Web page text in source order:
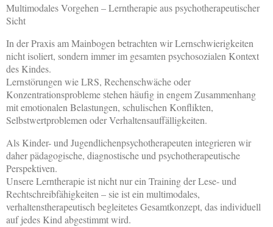
Multimodales Vorgehen – Lerntherapie aus psychotherapeutischer
Sicht
In der Praxis am Mainbogen betrachten wir Lernschwierigkeiten
nicht isoliert, sondern immer im gesamten psychosozialen Kontext
des Kindes.
Lernstörungen wie LRS, Rechenschwäche oder
Konzentrationsprobleme stehen häufig in engem Zusammenhang
mit emotionalen Belastungen, schulischen Konflikten,
Selbstwertproblemen oder Verhaltensauffälligkeiten.
Als Kinder- und Jugendlichenpsychotherapeuten integrieren wir
daher pädagogische, diagnostische und psychotherapeutische
Perspektiven.
Unsere Lerntherapie ist nicht nur ein Training der Lese- und
Rechtschreibfähigkeiten – sie ist ein multimodales,
verhaltenstherapeutisch begleitetes Gesamtkonzept, das individuell
auf jedes Kind abgestimmt wird.